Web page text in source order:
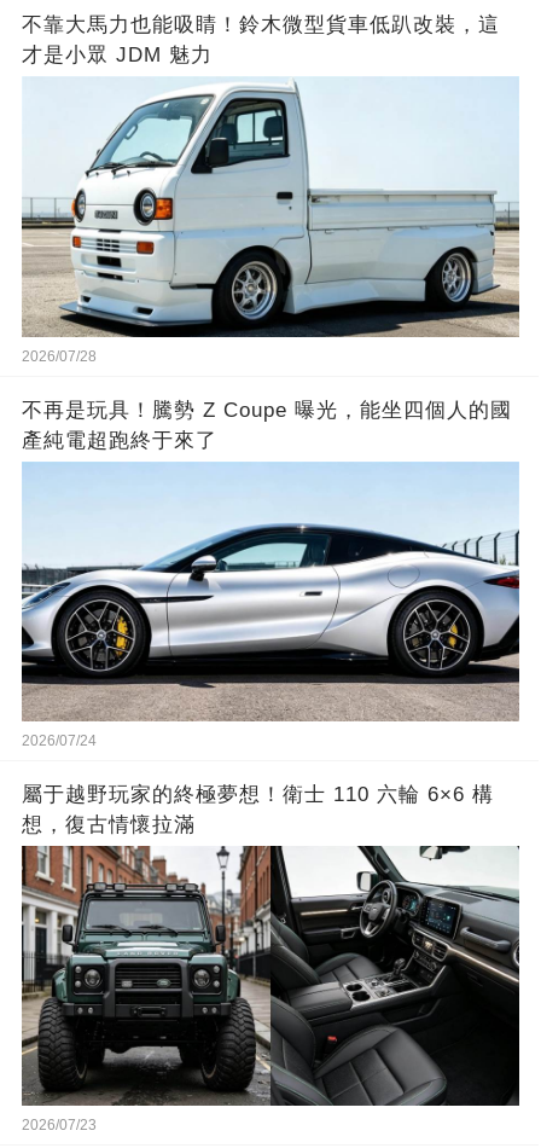
不靠大馬力也能吸睛！鈴木微型貨車低趴改裝，這
才是小眾 JDM 魅力
2026/07/28
不再是玩具！騰勢 Z Coupe 曝光，能坐四個人的國
產純電超跑終于來了
2026/07/24
屬于越野玩家的終極夢想！衛士 110 六輪 6×6 構
想，復古情懷拉滿
2026/07/23